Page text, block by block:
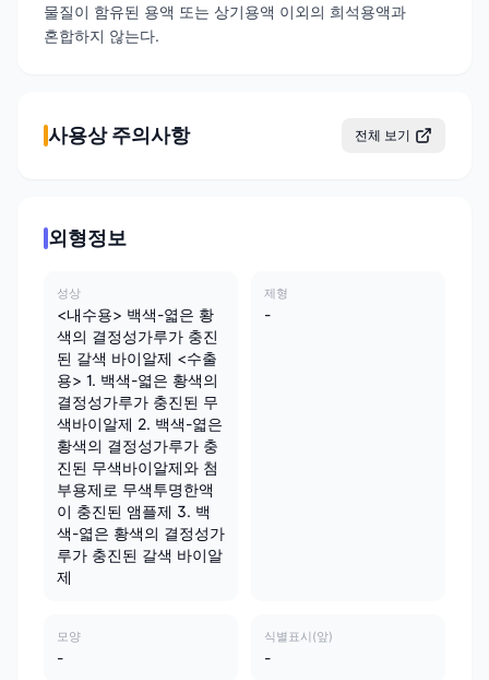
물질이 함유된 용액 또는 상기용액 이외의 희석용액과
혼합하지 않는다.
사용상 주의사항 전체 보기
외형정보
성상
<내수용> 백색-엷은 황
색의 결정성가루가 충진
된 갈색 바이알제 <수출
용> 1. 백색-엷은 황색의
결정성가루가 충진된 무
색바이알제 2. 백색-엷은
황색의 결정성가루가 충
진된 무색바이알제와 첨
부용제로 무색투명한액
이 충진된 앰플제 3. 백
색-엷은 황색의 결정성가
루가 충진된 갈색 바이알
제
제형
-
모양
-
식별표시(앞)
-